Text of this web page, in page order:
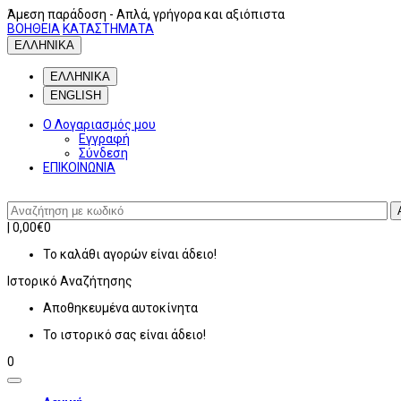
Άμεση παράδοση - Απλά, γρήγορα και αξιόπιστα
ΒΟΗΘΕΙΑ ΚΑΤΑΣΤΗΜΑΤΑ
ΕΛΛΗΝΙΚΑ
ΕΛΛΗΝΙΚΑ
ENGLISH
Ο Λογαριασμός μου
Εγγραφή
Σύνδεση
ΕΠΙΚΟΙΝΩΝΙΑ
0,00€0
Το καλάθι αγορών είναι άδειο!
Ιστορικό Αναζήτησης
Αποθηκευμένα αυτοκίνητα
Το ιστορικό σας είναι άδειο!
0